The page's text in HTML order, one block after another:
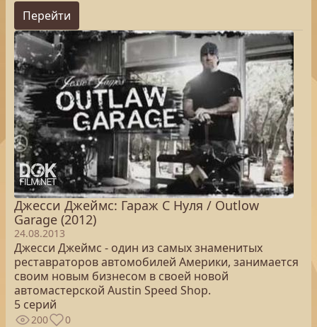
Перейти
Джесси Джеймс: Гараж С Нуля / Outlow
Garage (2012)
24.08.2013
Джесси Джеймс - один из самых знаменитых
реставраторов автомобилей Америки, занимается
своим новым бизнесом в своей новой
автомастерской Austin Speed Shop.
5 серий
200 0